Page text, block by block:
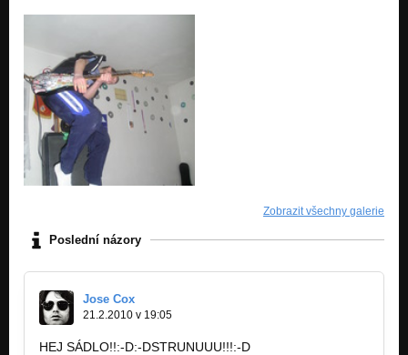
Zobrazit všechny galerie
Poslední názory
Jose Cox
21.2.2010 v 19:05
HEJ SÁDLO!!:-D:-DSTRUNUUU!!!:-D